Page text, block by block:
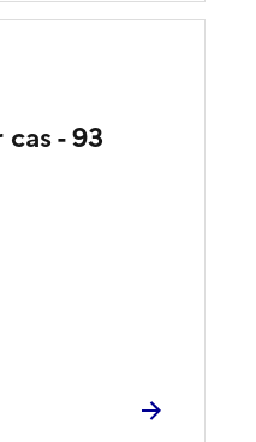
- 93